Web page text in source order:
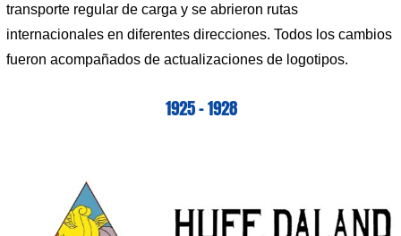
transporte regular de carga y se abrieron rutas
internacionales en diferentes direcciones. Todos los cambios
fueron acompañados de actualizaciones de logotipos.
1925 – 1928